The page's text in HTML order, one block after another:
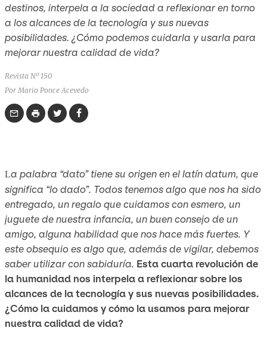
Revista Nº 150
Por Mario Ponce Acevedo
destinos, interpela a la sociedad a reflexionar en torno
a los alcances de la tecnología y sus nuevas
posibilidades. ¿Cómo podemos cuidarla y usarla para
mejorar nuestra calidad de vida?
La palabra “dato” tiene su origen en el latíndatum, que
significa “lo dado”. Todos tenemos algo que nos ha sido
entregado, un regalo que cuidamos con esmero, un
juguete de nuestra infancia, un buen consejo de un
amigo, alguna habilidad que nos hace más fuertes. Y
este obsequio es algo que, además de vigilar, debemos
saber utilizar con sabiduría. Esta cuarta revolución de
la humanidad nos interpela a reflexionar sobre los
alcances de la tecnología y sus nuevas posibilidades.
¿Cómo la cuidamos y cómo la usamos para mejorar
nuestra calidad de vida?